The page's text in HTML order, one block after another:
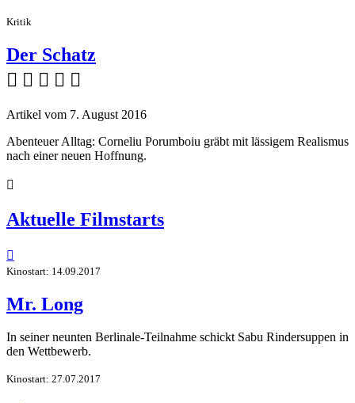
Kritik
Der Schatz
    
Artikel vom 7. August 2016
Abenteuer Alltag: Corneliu Porumboiu gräbt mit lässigem Realismus
nach einer neuen Hoffnung.

Aktuelle Filmstarts

Kinostart: 14.09.2017
Mr. Long
In seiner neunten Berlinale-Teilnahme schickt Sabu Rindersuppen in
den Wettbewerb.
Kinostart: 27.07.2017